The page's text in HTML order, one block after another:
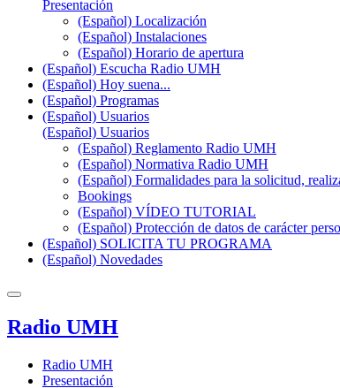
Presentación
(Español) Localización
(Español) Instalaciones
(Español) Horario de apertura
(Español) Escucha Radio UMH
(Español) Hoy suena...
(Español) Programas
(Español) Usuarios
(Español) Usuarios
(Español) Reglamento Radio UMH
(Español) Normativa Radio UMH
(Español) Formalidades para la solicitud,
Bookings
(Español) VÍDEO TUTORIAL
(Español) Protección de datos de carácter
(Español) SOLICITA TU PROGRAMA
(Español) Novedades
Radio UMH
Radio UMH
Presentación